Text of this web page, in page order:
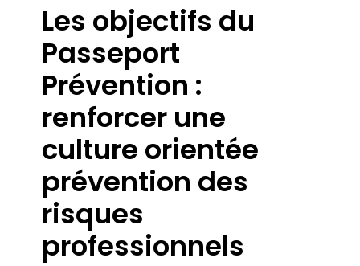
Les objectifs du
Passeport
Prévention :
renforcer une
culture orientée
prévention des
risques
professionnels